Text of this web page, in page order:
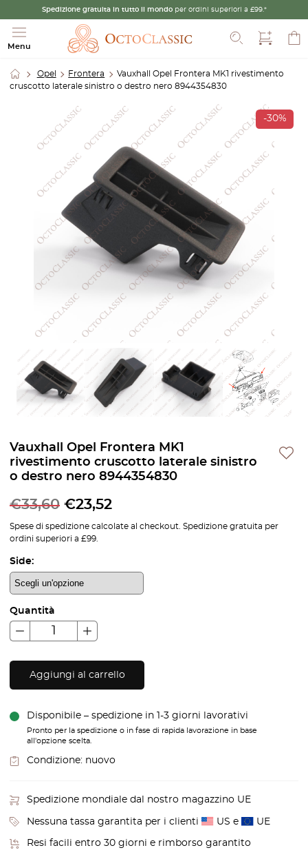
Spedizione gratuita in tutto il mondo per ordini superiori a £99.*
Menu
Cerca
Opel Frontera
Vauxhall Opel Frontera MK1 rivestimento
cruscotto laterale sinistro o destro nero 8944354830
-30%
Vauxhall Opel Frontera MK1
rivestimento cruscotto laterale sinistro
o destro nero 8944354830
€33,60 €23,52
Spese di spedizione calcolate al checkout. Spedizione gratuita per
ordini superiori a £99.
Side:
Quantità
Aggiungi al carrello
Disponibile – spedizione in 1-3 giorni lavorativi
Pronto per la spedizione o in fase di rapida lavorazione in base
all'opzione scelta.
Condizione: nuovo
Spedizione mondiale dal nostro magazzino UE
Nessuna tassa garantita per i clienti US e UE
Resi facili entro 30 giorni e rimborso garantito